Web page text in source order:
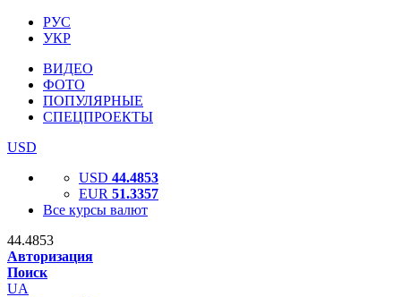
РУС
УКР
ВИДЕО
ФОТО
ПОПУЛЯРНЫЕ
СПЕЦПРОЕКТЫ
USD
USD 44.4853
EUR 51.3357
Все курсы валют
44.4853
Авторизация
Поиск
UA